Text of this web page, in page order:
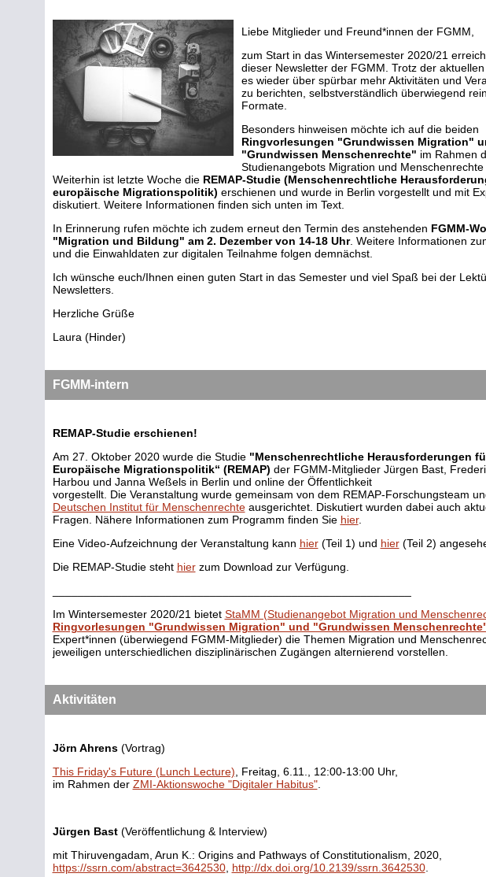
Liebe Mitglieder und Freund*innen der FGMM,
zum Start in das Wintersemester 2020/21
dieser Newsletter der FGMM. Trotz der
es wieder über spürbar mehr Aktivitäten und
zu berichten, selbstverständlich überwiegend
Formate.
Besonders hinweisen möchte ich auf die beiden
Ringvorlesungen "Grundwissen Migration"
"Grundwissen Menschenrechte" im Rahmen
Studienangebots Migration und Menschenrechte
Weiterhin ist letzte Woche die REMAP-Studie (Menschenrechtliche
europäische Migrationspolitik) erschienen und wurde in Berlin vorgestellt und mit
diskutiert. Weitere Informationen finden sich unten im Text.
In Erinnerung rufen möchte ich zudem erneut den Termin des anstehenden FGMM-
"Migration und Bildung" am 2. Dezember von 14-18 Uhr. Weitere Informationen
und die Einwahldaten zur digitalen Teilnahme folgen demnächst.
Ich wünsche euch/Ihnen einen guten Start in das Semester und viel Spaß bei der
Newsletters.
Herzliche Grüße
Laura (Hinder)
FGMM-intern
REMAP-Studie erschienen!
Am 27. Oktober 2020 wurde die Studie "Menschenrechtliche Herausforderungen
Europäische Migrationspolitik“ (REMAP) der FGMM-Mitglieder Jürgen Bast,
Harbou und Janna Weßels in Berlin und online der Öffentlichkeit
vorgestellt. Die Veranstaltung wurde gemeinsam von dem REMAP-Forschungsteam
Deutschen Institut für Menschenrechteausgerichtet. Diskutiert wurden dabei auch
Fragen. Nähere Informationen zum Programm finden Sie hier.
Eine Video-Aufzeichnung der Veranstaltung kann hier(Teil 1) und hier(Teil 2)
Die REMAP-Studie steht hierzum Download zur Verfügung.
Im Wintersemester 2020/21 bietet StaMM (Studienangebot Migration und
Ringvorlesungen "Grundwissen Migration" und "Grundwissen
Expert*innen (überwiegend FGMM-Mitglieder) die Themen Migration und
jeweiligen unterschiedlichen disziplinärischen Zugängen alternierend vorstellen.
Aktivitäten
Jörn Ahrens(Vortrag)
This Friday's Future (Lunch Lecture) , Freitag, 6.11., 12:00-13:00 Uhr,
im Rahmen der ZMI-Aktionswoche "Digitaler Habitus".
Jürgen Bast(Veröffentlichung & Interview)
mit Thiruvengadam, Arun K.: Origins and Pathways of Constitutionalism, 2020,
https://ssrn.com/abstract=3642530, http://dx.doi.org/10.2139/ssrn.3642530.